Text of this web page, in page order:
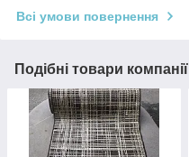
Всі умови повернення
Подібні товари компанії